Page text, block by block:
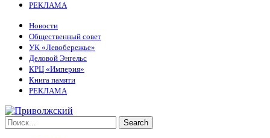
РЕКЛАМА
Новости
Общественный совет
УК «Левобережье»
Деловой Энгельс
КРЦ «Империя»
Книга памяти
РЕКЛАМА